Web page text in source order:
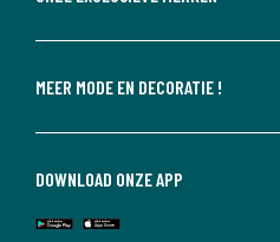
MEER MODE EN DECORATIE !
DOWNLOAD ONZE APP